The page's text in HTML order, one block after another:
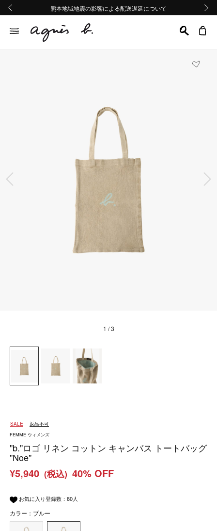
熊本地域地震の影響による配送遅延について
Summer Sale 2buy10%OFF!!
台風13号の影響による配送遅延について
熊本地域地震の影響による配送遅延について
Summer Sale 2buy10%OFF!!
前の画像
1 / 3
SALE 返品不可
FEMME ウィメンズ
"b."ロゴ リネン コットン キャンバス トートバッグ
"Noe"
¥5,940 (税込) 40% OFF
お気に入り登録数： 80人
カラー：ブルー